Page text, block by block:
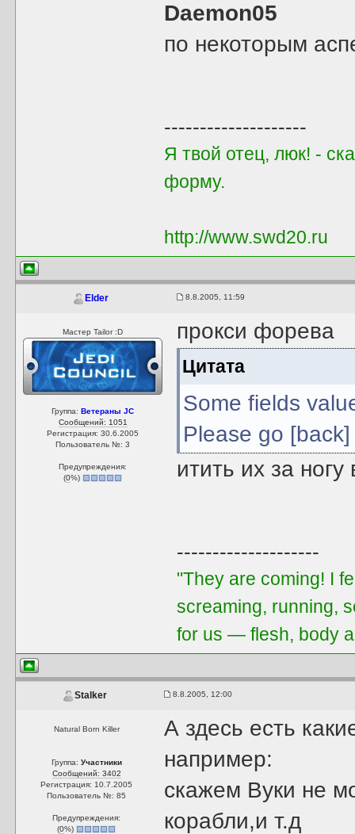
Daemon05
по некоторым
--------------------
Я твой отец, люк! -
форму.
http://www.swd20.ru
Elder 8.8.2005, 11:59
Мастер Tailor :D
Группа:Ветераны JC
Сообщений: 1051
Регистрация: 30.6.2005
Пользователь №: 3
Предупреждения:
(0%)
прокси форева
Цитата
Some fields
Please go
итить их за
--------------------
"They are coming! I
screaming, running,
for us — flesh, body
Stalker 8.8.2005, 12:00
Natural Born Killer
Группа: Участники
Сообщений: 3402
Регистрация: 10.7.2005
Пользователь №: 85
Предупреждения:
(0%)
А здесь есть
например:
скажем Вуки не
корабли,и т.д